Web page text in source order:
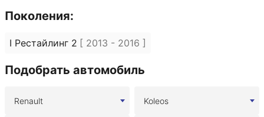
Поколения:
I Рестайлинг 2 [ 2013 - 2016 ]
Подобрать автомобиль
Renault Koleos